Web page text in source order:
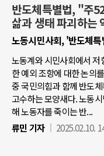
반도체특별법, "주
삶과 생태 파괴하는
노동시민사회, '반도체
노동계와 시민사회에서
한 예외 조항에 대한 논의
중 국민의힘과 함께 반도
고수하는 모양새다. 노동
해 노동자를 죽이는 반...
류민 기자
2025.02.10.